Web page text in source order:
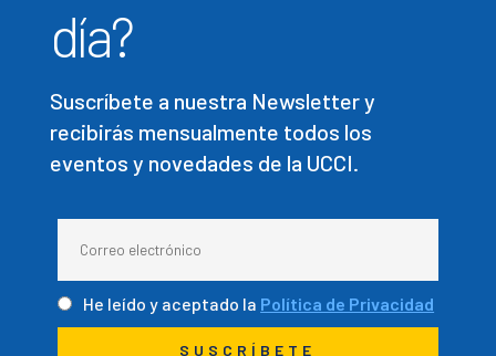
día?
Suscríbete a nuestra Newsletter y
recibirás mensualmente todos los
eventos y novedades de la UCCI.
He leído y aceptado la Política de Privacidad